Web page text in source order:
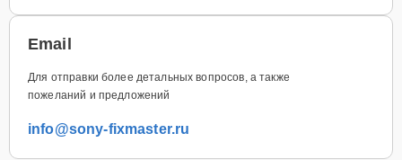
Email
Для отправки более детальных вопросов, а также
пожеланий и предложений
info@sony-fixmaster.ru